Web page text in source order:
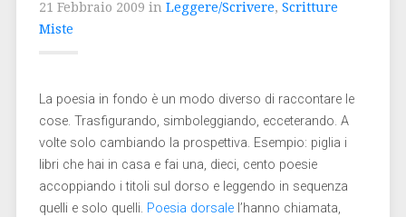
21 Febbraio 2009 in Leggere/Scrivere, Scritture
Miste
La poesia in fondo è un modo diverso di raccontare le
cose. Trasfigurando, simboleggiando, ecceterando. A
volte solo cambiando la prospettiva. Esempio: piglia i
libri che hai in casa e fai una, dieci, cento poesie
accoppiando i titoli sul dorso e leggendo in sequenza
quelli e solo quelli. Poesia dorsalel’hanno chiamata,